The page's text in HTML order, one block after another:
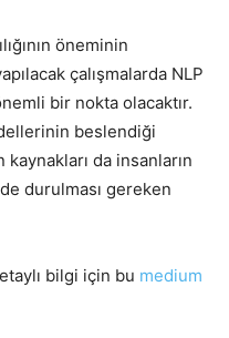
öneminin
çalışmalarda NLP
bir nokta olacaktır.
beslendiği
kaynakları da insanların
durulması gereken
bilgi için bu medium